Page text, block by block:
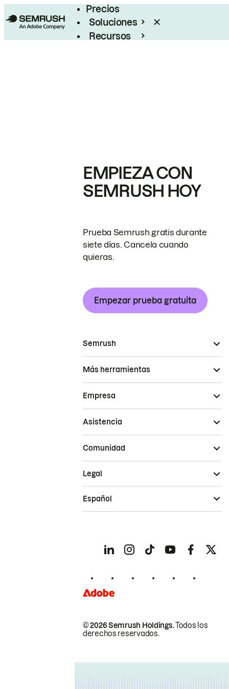
Precios
Soluciones
Recursos
EMPIEZA CON
SEMRUSH HOY
Prueba Semrush gratis durante
siete días. Cancela cuando
quieras.
Empezar prueba gratuita
Semrush
Más herramientas
Empresa
Asistencia
Comunidad
© 2026 Semrush Holdings.Todos los
derechos reservados.
Legal
Español